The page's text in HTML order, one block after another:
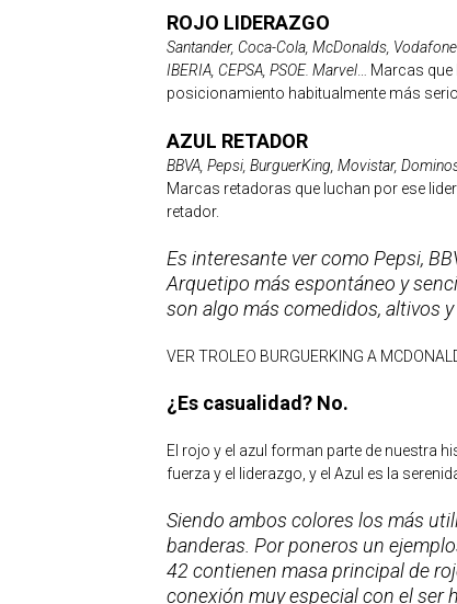
ROJO LIDERAZGO
Santander, Coca-Cola, McDonalds,
IBERIA, CEPSA, PSOE. Marvel… Marcas
posicionamiento habitualmente más
AZUL RETADOR
BBVA, Pepsi, BurguerKing, Movistar,
Marcas retadoras que luchan por ese
retador.
Es interesante ver como Pepsi,
Arquetipo más espontáneo y
son algo más comedidos, altivos
VER TROLEO BURGUERKING A
¿Es casualidad? No.
El rojo y el azul forman parte de nuestra
fuerza y el liderazgo, y el Azul es la
Siendo ambos colores los más
banderas. Por poneros un
42 contienen masa principal de
conexión muy especial con el ser